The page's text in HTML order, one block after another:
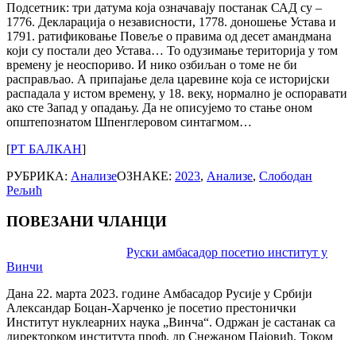
Подсетник: три датума која означавају постанак САД су –
1776. Декларација о независности, 1778. доношење Устава и
1791. ратификовање Повеље о правима од десет амандмана
који су постали део Устава… То одузимање територија у том
времену је неоспориво. И нико озбиљан о томе не би
расправљао. А припајање дела царевине која се историјски
распадала у истом времену, у 18. веку, нормално је оспоравати
ако сте Запад у опадању. Да не описујемо то стање оном
општепознатом Шпенглеровом синтагмом…
[РТ БАЛКАН]
РУБРИКА: АнализеОЗНАКЕ: 2023, Анализе, Слободан
Рељић
ПОВЕЗАНИ ЧЛАНЦИ
Руски амбасадор посетио институт у
Винчи
Дана 22. марта 2023. године Амбасадор Русије у Србији
Александар Боцан-Харченко је посетио престонички
Институт нуклеарних наука „Винча“. Одржан је састанак са
директорком института проф. др Снежаном Пајовић. Током
navigation